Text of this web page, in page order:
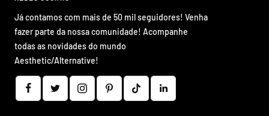
Já contamos com mais de 50 mil seguidores! Venha
fazer parte da nossa comunidade! Acompanhe
todas as novidades do mundo
Aesthetic/Alternative!